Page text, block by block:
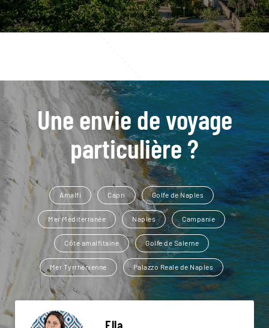
Une envie de voyage
particulière ?
Amalfi Capri Golfe de Naples
Mer Méditerranée Naples Campanie
Côte amalfitaine Golfe de Salerne
Mer Tyrrhénienne Palazzo Reale de Naples